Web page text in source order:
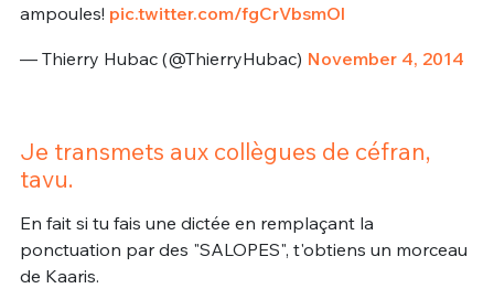
ampoules! pic.twitter.com/fgCrVbsmOl
— Thierry Hubac (@ThierryHubac) November 4, 2014
Je transmets aux collègues de céfran,
tavu.
En fait si tu fais une dictée en remplaçant la
ponctuation par des "SALOPES", t'obtiens un morceau
de Kaaris.